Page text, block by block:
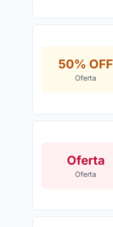
50% OFF
Oferta
Oferta
Oferta